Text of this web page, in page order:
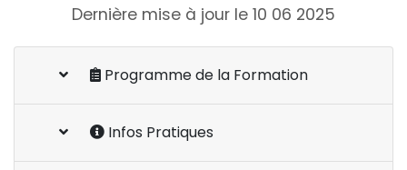
Dernière mise à jour le 10 06 2025
Programme de la Formation
Infos Pratiques